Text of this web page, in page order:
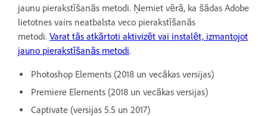
jaunu pierakstīšanās metodi. Ņemiet vērā, ka šādas Adobe
lietotnes vairs neatbalsta veco pierakstīšanās
metodi. Varat tās atkārtoti aktivizēt vai instalēt, izmantojot
jauno pierakstīšanās metodi.
Photoshop Elements (2018 un vecākas versijas)
Premiere Elements (2018 un vecākas versijas)
Captivate (versijas 5.5 un 2017)